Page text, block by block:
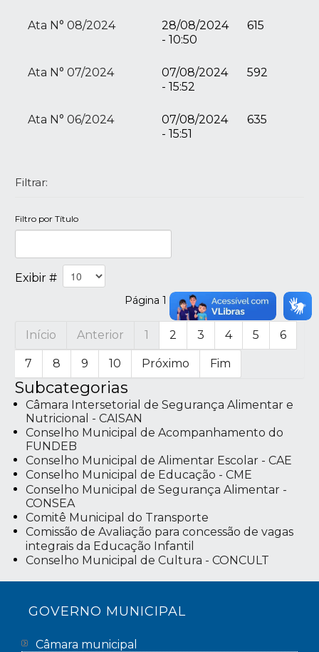
Ata N° 08/2024
28/08/2024
- 10:50
615
Ata N° 07/2024
07/08/2024
- 15:52
592
Ata N° 06/2024
07/08/2024
- 15:51
635
Filtrar:
Filtro por Título
Exibir #
Página 1 de 15
Início Anterior 1 2 3 4 5 6
7 8 9 10 Próximo Fim
Subcategorias
Câmara Intersetorial de Segurança Alimentar e
Nutricional - CAISAN
Conselho Municipal de Acompanhamento do
FUNDEB
Conselho Municipal de Alimentar Escolar - CAE
Conselho Municipal de Educação - CME
Conselho Municipal de Segurança Alimentar -
CONSEA
Comitê Municipal do Transporte
Comissão de Avaliação para concessão de vagas
integrais da Educação Infantil
Conselho Municipal de Cultura - CONCULT
GOVERNO MUNICIPAL
Câmara municipal